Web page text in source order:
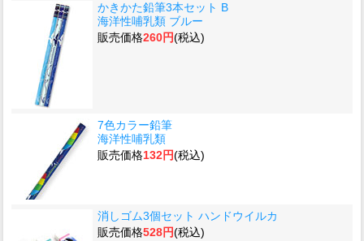
かきかた鉛筆3本セット B
海洋性哺乳類 ブルー
販売価格260円(税込)
7色カラー鉛筆
海洋性哺乳類
販売価格132円(税込)
消しゴム3個セット ハンドウイルカ
販売価格528円(税込)